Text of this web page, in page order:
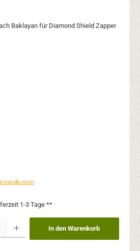
1-3 Tage **
Wert ein oder benutze die Schaltflächen
In den Warenkorb